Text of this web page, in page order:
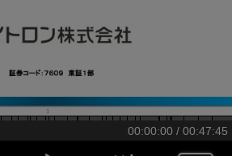
00:00:00 / 00:47:45